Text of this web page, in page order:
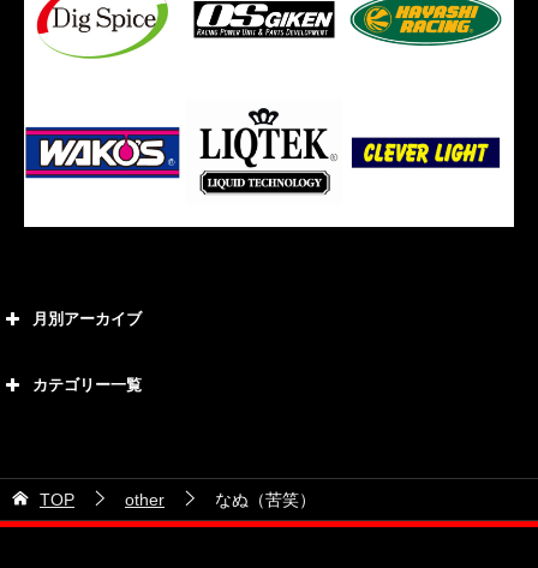
月別アーカイブ
2026年5月
2026年4月
カテゴリー一覧
21号車
28号車
TOP other なぬ（苦笑）